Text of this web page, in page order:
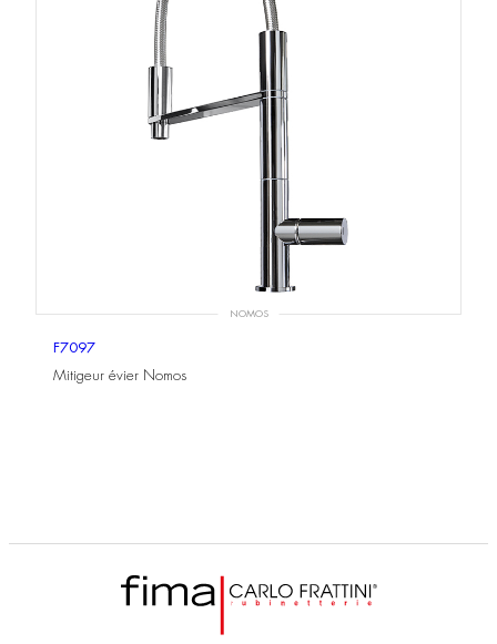
NOMOS
F7097
Mitigeur évier Nomos